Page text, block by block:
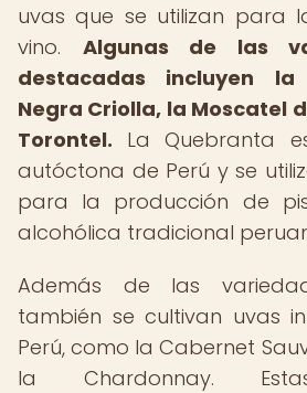
uvas que se utilizan para
vino. Algunas de las
destacadas incluyen
Negra Criolla, la Moscatel
Torontel. La Quebranta
autóctona de Perú y se
para la producción de
alcohólica tradicional
Además de las
también se cultivan uvas
Perú, como la Cabernet
la Chardonnay.